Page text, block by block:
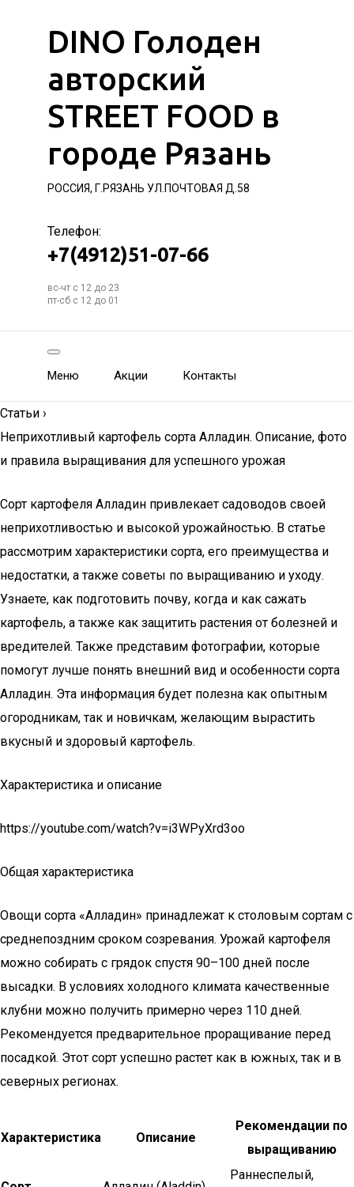
DINO Голоден
авторский
STREET FOOD в
городе Рязань
РОССИЯ, Г.РЯЗАНЬ УЛ.ПОЧТОВАЯ Д.58
Телефон:
+7(4912)51-07-66
вс-чт с 12 до 23
пт-сб с 12 до 01
Меню Акции Контакты
Статьи ›
Неприхотливый картофель сорта Алладин. Описание, фото
и правила выращивания для успешного урожая
Сорт картофеля Алладин привлекает садоводов своей
неприхотливостью и высокой урожайностью. В статье
рассмотрим характеристики сорта, его преимущества и
недостатки, а также советы по выращиванию и уходу.
Узнаете, как подготовить почву, когда и как сажать
картофель, а также как защитить растения от болезней и
вредителей. Также представим фотографии, которые
помогут лучше понять внешний вид и особенности сорта
Алладин. Эта информация будет полезна как опытным
огородникам, так и новичкам, желающим вырастить
вкусный и здоровый картофель.
Характеристика и описание
https://youtube.com/watch?v=i3WPyXrd3oo
Общая характеристика
Овощи сорта «Алладин» принадлежат к столовым сортам с
среднепоздним сроком созревания. Урожай картофеля
можно собирать с грядок спустя 90–100 дней после
высадки. В условиях холодного климата качественные
клубни можно получить примерно через 110 дней.
Рекомендуется предварительное проращивание перед
посадкой. Этот сорт успешно растет как в южных, так и в
северных регионах.
Характеристика Описание
Рекомендации по
выращиванию
Раннеспелый,